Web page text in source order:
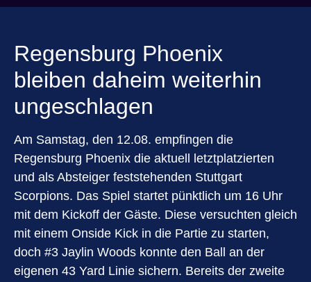
Regensburg Phoenix
bleiben daheim weiterhin
ungeschlagen
Am Samstag, den 12.08. empfingen die
Regensburg Phoenix die aktuell letztplatzierten
und als Absteiger feststehenden Stuttgart
Scorpions. Das Spiel startet pünktlich um 16 Uhr
mit dem Kickoff der Gäste. Diese versuchten gleich
mit einem Onside Kick in die Partie zu starten,
doch #3 Jaylin Woods konnte den Ball an der
eigenen 43 Yard Linie sichern. Bereits der zweite